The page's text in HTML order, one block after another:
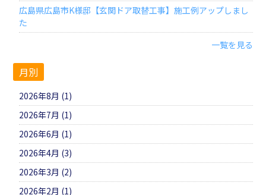
広島県広島市K様邸【玄関ドア取替工事】施工例アップしまし
た
一覧を見る
月別
2026年8月 (1)
2026年7月 (1)
2026年6月 (1)
2026年4月 (3)
2026年3月 (2)
2026年2月 (1)